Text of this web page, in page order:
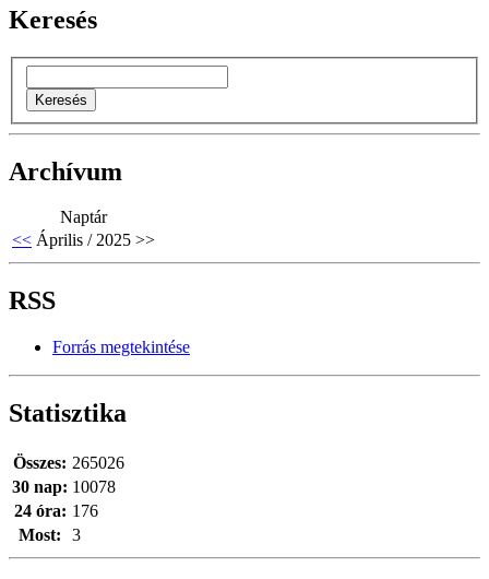
Keresés
Archívum
Naptár
<< Április / 2025 >>
RSS
Forrás megtekintése
Statisztika
Most: 3
Összes: 265026
30 nap: 10078
24 óra: 176